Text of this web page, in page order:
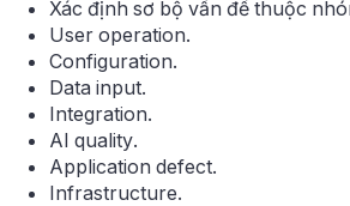
Xác định sơ bộ vấn đề thuộc
User operation.
Configuration.
Data input.
Integration.
AI quality.
Application defect.
Infrastructure.